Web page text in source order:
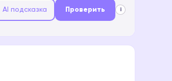
AI подсказка Проверить i